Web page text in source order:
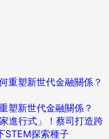
塑新世代金融關係？